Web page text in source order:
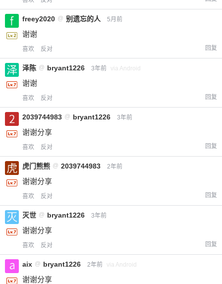
freey2020 @ 别遗忘的人 5月前
谢谢
喜欢 反对 回复
泽陈 @ bryant1226 3年前 via Android
谢谢
喜欢 反对 回复
2039744983 @ bryant1226 3年前
谢谢分享
喜欢 反对 回复
虎门熊熊 @ 2039744983 2年前
谢谢分享
喜欢 反对 回复
灭世 @ bryant1226 3年前
谢谢分享
喜欢 反对 回复
aix @ bryant1226 2年前 via Android
谢谢分享